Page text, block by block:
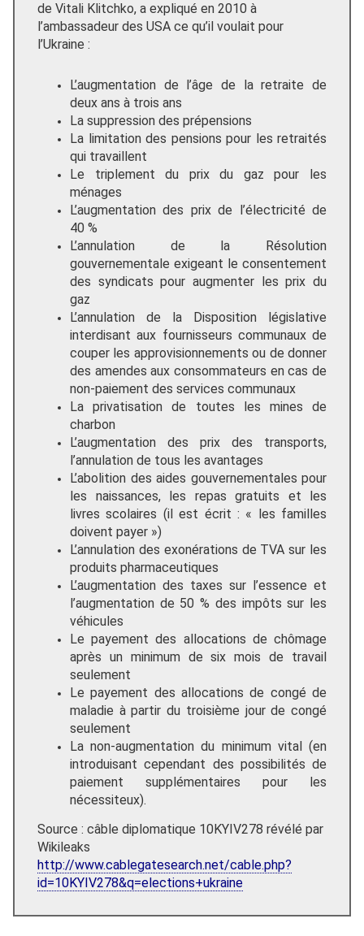
de Vitali Klitchko, a expliqué en 2010 à
l’ambassadeur des USA ce qu’il voulait pour
l’Ukraine :
L’augmentation de l’âge de la retraite de
deux ans à trois ans
La suppression des prépensions
La limitation des pensions pour les retraités
qui travaillent
Le triplement du prix du gaz pour les
ménages
L’augmentation des prix de l’électricité de
40 %
L’annulation de la Résolution
gouvernementale exigeant le consentement
des syndicats pour augmenter les prix du
gaz
L’annulation de la Disposition législative
interdisant aux fournisseurs communaux de
couper les approvisionnements ou de donner
des amendes aux consommateurs en cas de
non-paiement des services communaux
La privatisation de toutes les mines de
charbon
L’augmentation des prix des transports,
l’annulation de tous les avantages
L’abolition des aides gouvernementales pour
les naissances, les repas gratuits et les
livres scolaires (il est écrit : « les familles
doivent payer »)
L’annulation des exonérations de TVA sur les
produits pharmaceutiques
L’augmentation des taxes sur l’essence et
l’augmentation de 50 % des impôts sur les
véhicules
Le payement des allocations de chômage
après un minimum de six mois de travail
seulement
Le payement des allocations de congé de
maladie à partir du troisième jour de congé
seulement
La non-augmentation du minimum vital (en
introduisant cependant des possibilités de
paiement supplémentaires pour les
nécessiteux).
Source : câble diplomatique 10KYIV278 révélé par
Wikileaks
http://www.cablegatesearch.net/cable.php?
id=10KYIV278&q=elections+ukraine